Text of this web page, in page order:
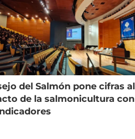
del Salmón pone cifras al
de la salmonicultura con